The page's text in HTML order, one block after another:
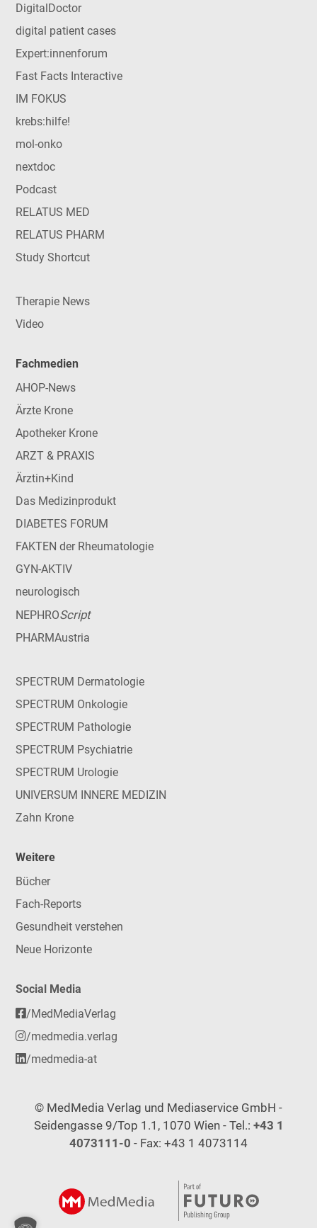
DigitalDoctor
digital patient cases
Expert:innenforum
Fast Facts Interactive
IM FOKUS
krebs:hilfe!
mol-onko
nextdoc
Podcast
RELATUS MED
RELATUS PHARM
Study Shortcut
Therapie News
Video
Fachmedien
AHOP-News
Ärzte Krone
Apotheker Krone
ARZT & PRAXIS
Ärztin+Kind
Das Medizinprodukt
DIABETES FORUM
FAKTEN der Rheumatologie
GYN-AKTIV
neurologisch
NEPHROScript
PHARMAustria
SPECTRUM Dermatologie
SPECTRUM Onkologie
SPECTRUM Pathologie
SPECTRUM Psychiatrie
SPECTRUM Urologie
UNIVERSUM INNERE MEDIZIN
Zahn Krone
Weitere
Bücher
Fach-Reports
Gesundheit verstehen
Neue Horizonte
Social Media
/MedMediaVerlag
/medmedia.verlag
/medmedia-at
© MedMedia Verlag und Mediaservice GmbH -
Seidengasse 9/Top 1.1, 1070 Wien - Tel.: +43 1
4073111-0 - Fax: +43 1 4073114